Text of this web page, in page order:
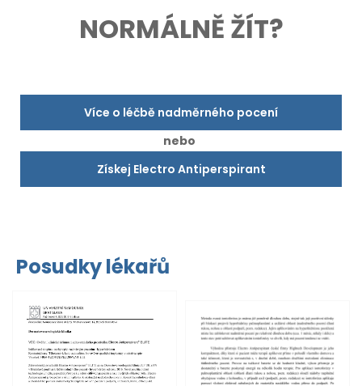
NORMÁLNĚ ŽÍT?
Více o léčbě nadměrného pocení
nebo
Získej Electro Antiperspirant
Posudky lékařů